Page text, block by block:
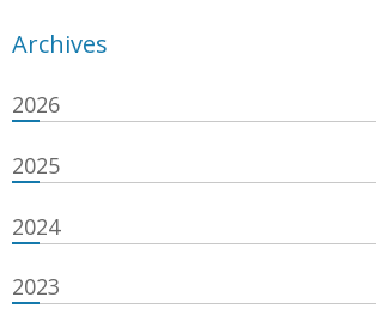
Archives
2026
2025
2024
2023